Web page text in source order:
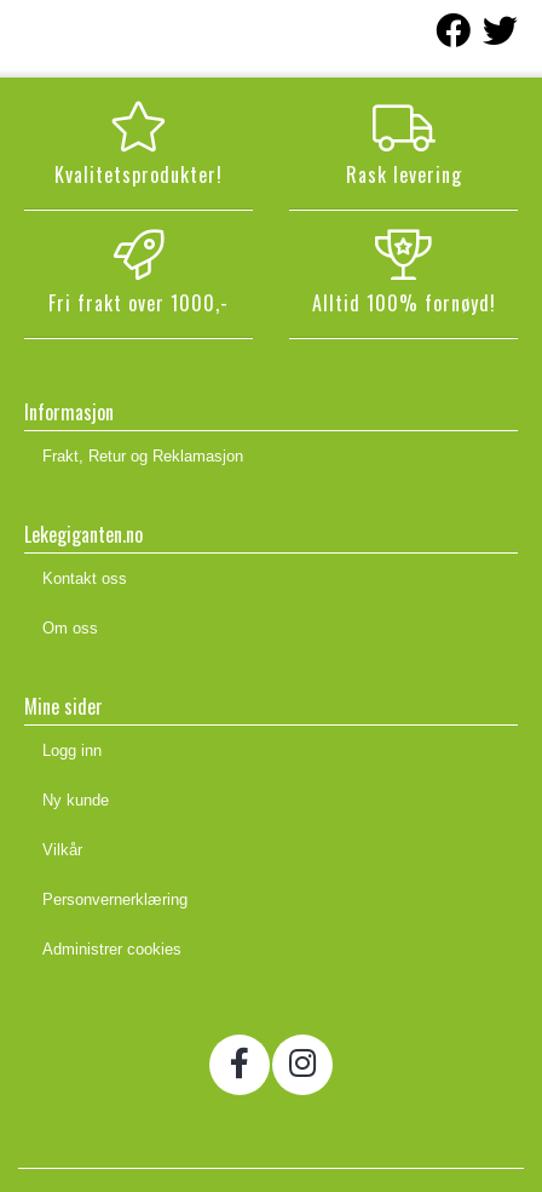
Kvalitetsprodukter! Rask levering
Fri frakt over 1000,- Alltid 100% fornøyd!
Informasjon
Frakt, Retur og Reklamasjon
Lekegiganten.no
Kontakt oss
Om oss
Mine sider
Logg inn
Ny kunde
Vilkår
Personvernerklæring
Administrer cookies